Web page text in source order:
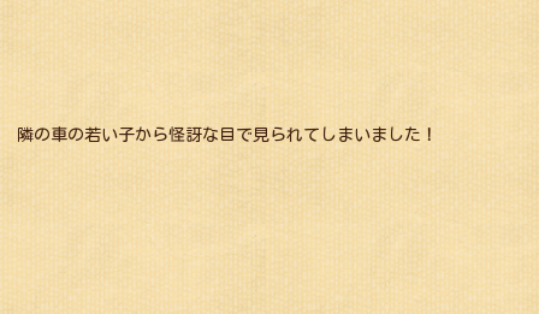
隣の車の若い子から怪訝な目で見られてしまいました！